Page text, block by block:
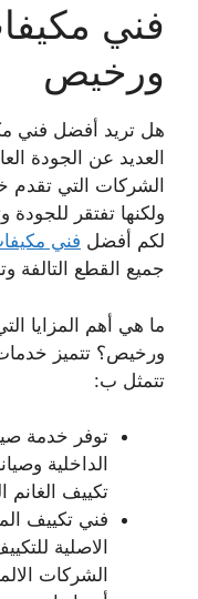
فني
ورخيص
هل تريد أفضل فني
العديد عن الجودة
الشركات التي تقدم
ولكنها تفتقر
لكم أفضل فني
جميع القطع التالفة
ما هي أهم المزايا
ورخيص؟ تتميز
تتمثل ب:
توفر خدمة
الداخلية
تكييف الغانم
فني تكييف
الاصلية
الشركات